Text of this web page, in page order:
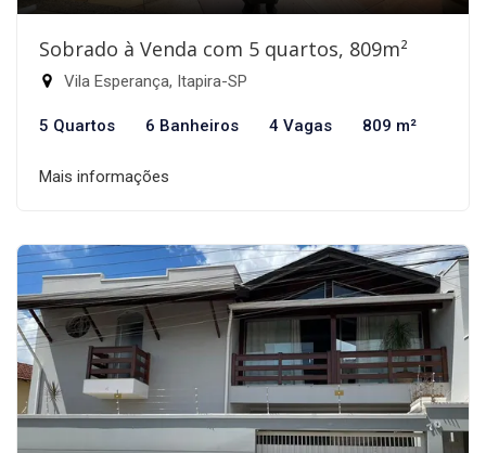
Sobrado à Venda com 5 quartos, 809m²
Vila Esperança, Itapira-SP
5 Quartos 6 Banheiros 4 Vagas 809 m²
Mais informações